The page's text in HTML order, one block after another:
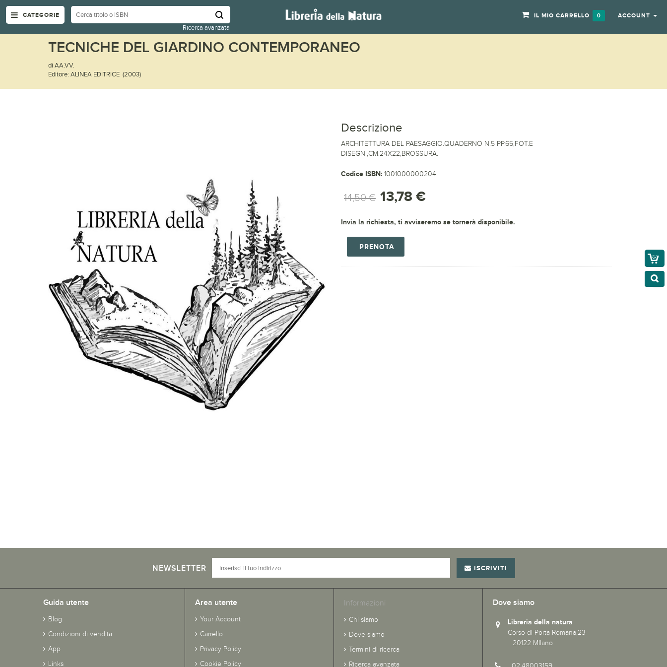
CATEGORIE
Ricerca avanzata
IL MIO CARRELLO 0 ACCOUNT
TECNICHE DEL GIARDINO CONTEMPORANEO
di AA.VV.
Editore: ALINEA EDITRICE (2003)
Descrizione
ARCHITETTURA DEL PAESAGGIO.QUADERNO N.5 PP.65,FOT.E
DISEGNI,CM.24X22,BROSSURA.
Codice ISBN: 1001000000204
14,50 € 13,78 €
Invia la richiesta, ti avviseremo se tornerà disponibile.
PRENOTA
NEWSLETTER ISCRIVITI
Guida utente
Blog
Condizioni di vendita
App
Links
Area utente
Your Account
Carrello
Privacy Policy
Cookie Policy
Informazioni
Chi siamo
Dove siamo
Termini di ricerca
Ricerca avanzata
Dove siamo
Libreria della natura
Corso di Porta Romana,23
20122 MIlano